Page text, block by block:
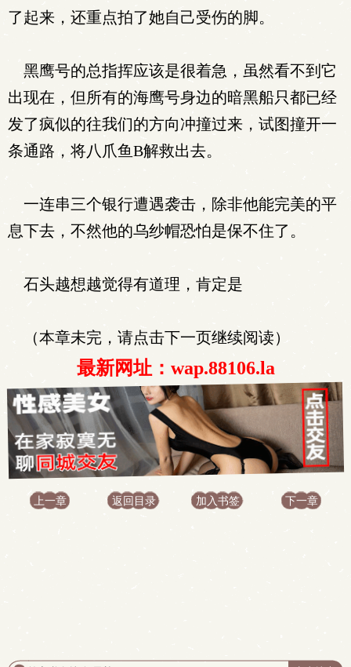
了起来，还重点拍了她自己受伤的脚。
黑鹰号的总指挥应该是很着急，虽然看不到它
出现在，但所有的海鹰号身边的暗黑船只都已经
发了疯似的往我们的方向冲撞过来，试图撞开一
条通路，将八爪鱼B解救出去。
一连串三个银行遭遇袭击，除非他能完美的平
息下去，不然他的乌纱帽恐怕是保不住了。
石头越想越觉得有道理，肯定是
（本章未完，请点击下一页继续阅读）
最新网址：wap.88106.la
上一章 返回目录 加入书签 下一章